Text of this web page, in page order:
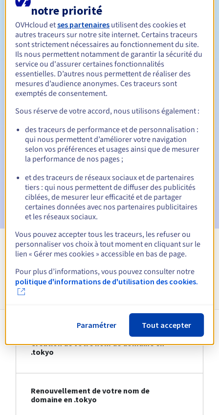
Durée de renouvellement Entre 1 et 9 ans
Période de rédemption 30 jours
Notifications automatiques :
E-mails d'avertissement :60, 30, 15, 7 et 3 jours avant la
date d'échéance
E-mail le jour de l'expirationpour notification de la
E-mail après la période de grâce de rédemptionpour
notification de la suppression du nom de domaine
Voir toutes les extensions
Informations sur le .tokyo
Création de votre nom de domaine en
.tokyo
Renouvellement de votre nom de
domaine en .tokyo
notre priorité
OVHcloud etses partenaires utilisent des cookies et
autres traceurs sur notre site internet. Certains traceurs
sont strictement nécessaires au fonctionnement du site.
Ils nous permettent notamment de garantir la sécurité du
service ou d'assurer certaines fonctionnalités
essentielles. D’autres nous permettent de réaliser des
mesures d’audience anonymes. Ces traceurs sont
exemptés de consentement.
Sous réserve de votre accord, nous utilisons également :
des traceurs de performance et de personnalisation :
qui nous permettent d’améliorer votre navigation
selon vos préférences et usages ainsi que de mesurer
la performance de nos pages ;
et des traceurs de réseaux sociaux et de partenaires
tiers : qui nous permettent de diffuser des publicités
ciblées, de mesurer leur efficacité et de partager
certaines données avec nos partenaires publicitaires
et les réseaux sociaux.
Vous pouvez accepter tous les traceurs, les refuser ou
personnaliser vos choix à tout moment en cliquant sur le
lien « Gérer mes cookies » accessible en bas de page.
Pour plus d’informations, vous pouvez consulter notre
politique d'informations de d'utilisation des cookies.
Paramétrer Tout accepter